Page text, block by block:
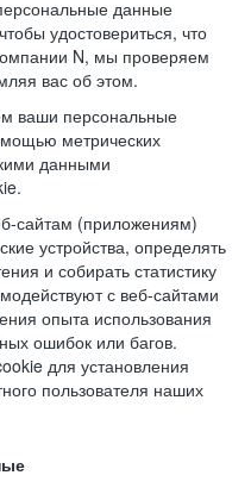
данные
удостовериться, что
N, мы проверяем
вас об этом.
ваши персональные
метрических
данными
сайтам (приложениям)
устройства, определять
и собирать статистику
с веб-сайтами
опыта использования
ошибок или багов.
для установления
пользователя наших